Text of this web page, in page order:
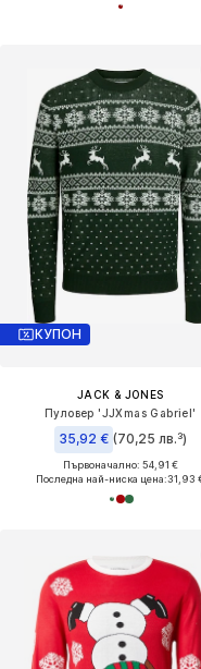
КУПОН
JACK & JONES
Пуловер 'JJXmas Gabriel'
35,92 € (70,25 лв.³)
Първоначално: 54,91 €
Последна най-ниска цена:31,93